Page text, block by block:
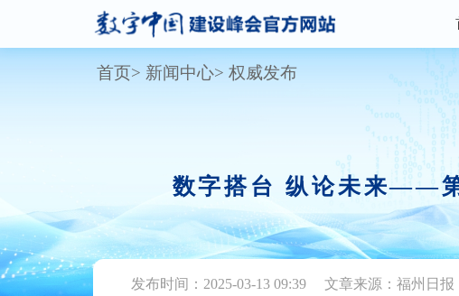
首页 新闻中心 权威发布
数字搭台 纵论未来——
发布时间：2025-03-13 09:39 文章来源：福州日报